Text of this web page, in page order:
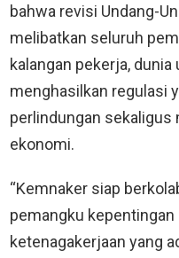
bahwa revisi Undang-
melibatkan seluruh
kalangan pekerja, dunia
menghasilkan regulasi
perlindungan
ekonomi.
“Kemnaker siap
pemangku
ketenagakerjaan yang